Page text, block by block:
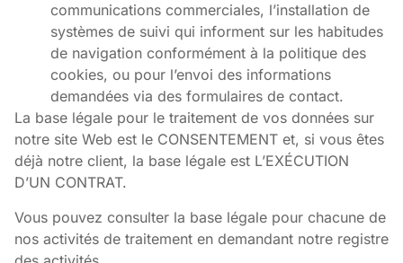
communications commerciales, l’installation de
systèmes de suivi qui informent sur les habitudes
de navigation conformément à la politique des
cookies, ou pour l’envoi des informations
demandées via des formulaires de contact.
La base légale pour le traitement de vos données sur
notre site Web est le CONSENTEMENT et, si vous êtes
déjà notre client, la base légale est L’EXÉCUTION
D’UN CONTRAT.
Vous pouvez consulter la base légale pour chacune de
nos activités de traitement en demandant notre registre